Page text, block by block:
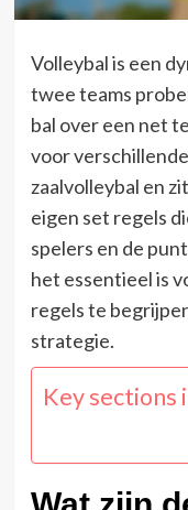
Volleybal is een
twee teams
bal over een net
voor
zaalvolleybal en
eigen set regels
spelers en de
het essentieel is
regels te
strategie.
Key sections